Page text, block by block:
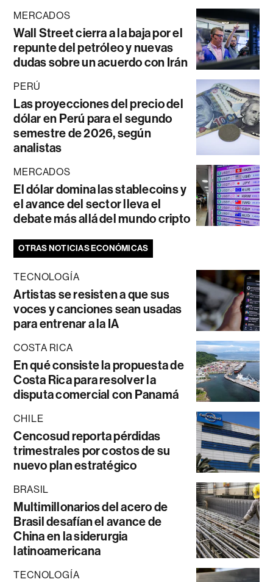
MERCADOS
Wall Street cierra a la baja por el
repunte del petróleo y nuevas
dudas sobre un acuerdo con Irán
PERÚ
Las proyecciones del precio del
dólar en Perú para el segundo
semestre de 2026, según
analistas
MERCADOS
El dólar domina las stablecoins y
el avance del sector lleva el
debate más allá del mundo cripto
OTRAS NOTICIAS ECONÓMICAS
TECNOLOGÍA
Artistas se resisten a que sus
voces y canciones sean usadas
para entrenar a la IA
COSTA RICA
En qué consiste la propuesta de
Costa Rica para resolver la
disputa comercial con Panamá
CHILE
Cencosud reporta pérdidas
trimestrales por costos de su
nuevo plan estratégico
BRASIL
Multimillonarios del acero de
Brasil desafían el avance de
China en la siderurgia
latinoamericana
TECNOLOGÍA